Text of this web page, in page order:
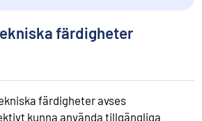
färdigheter
färdigheter avses
kunna använda tillgängliga